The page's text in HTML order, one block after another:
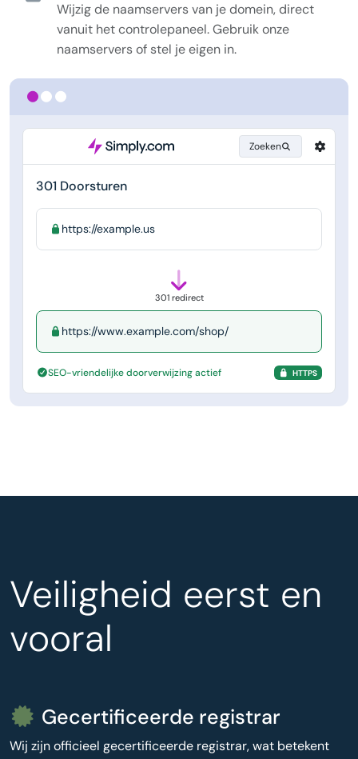
Zoeken
301 Doorsturen
https://example.us
301 redirect
https://www.example.com/shop/
SEO-vriendelijke doorverwijzing actief HTTPS
Wijzig de naamservers van je domein, direct
vanuit het controlepaneel. Gebruik onze
naamservers of stel je eigen in.
Veiligheid eerst en
vooral
Gecertificeerde registrar
Wij zijn officieel gecertificeerde registrar, wat betekent